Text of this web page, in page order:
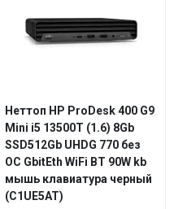
Неттоп HP ProDesk 400 G9
Mini i5 13500T (1.6) 8Gb
SSD512Gb UHDG 770 без
ОС GbitEth WiFi BT 90W kb
мышь клавиатура черный
(C1UE5AT)